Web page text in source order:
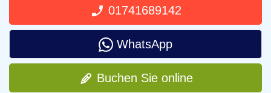
01741689142
WhatsApp
Buchen Sie online